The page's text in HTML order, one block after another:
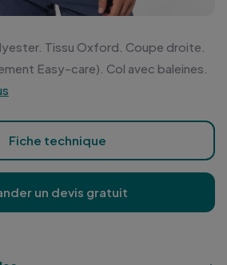
Tissu Oxford. Coupe droite.
Easy-care). Col avec baleines.
Fiche technique
un devis gratuit